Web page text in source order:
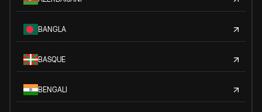
BANGLA
BASQUE
BENGALI